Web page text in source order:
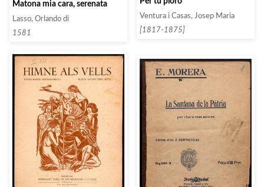
Matona mia cara, serenata
Lasso, Orlando di
1581
Ventura i Casas, Josep Maria
[1817-1875]